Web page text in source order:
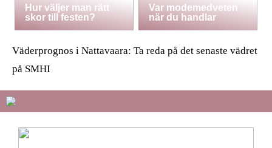
Hur väljer man rätt
skor till festen?
Var modemedveten
när du handlar
Väderprognos i Nattavaara: Ta reda på det senaste vädret
på SMHI